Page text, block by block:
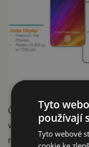
Častá otázka byla
vypnutém displeji,
rozsvícen.
Tyto
používají
Tyto webové